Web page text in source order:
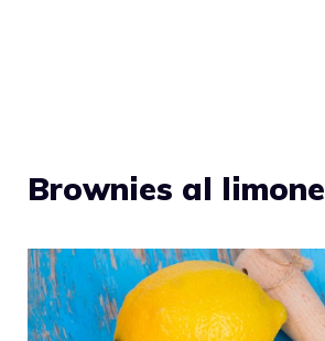
Brownies al limone